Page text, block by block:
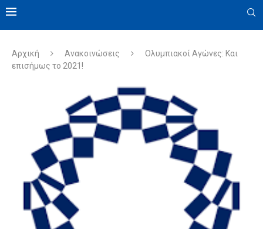
Αρχική Ανακοινώσεις
Ολυμπιακοί Αγώνες: Και
επισήμως το 2021!